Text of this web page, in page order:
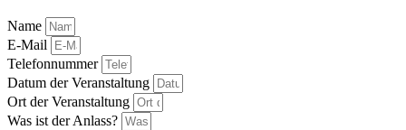
Name
E-Mail
Telefonnummer
Datum der Veranstaltung
Ort der Veranstaltung
Was ist der Anlass?